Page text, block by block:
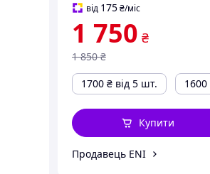
від 175 ₴/міс
1 750 ₴
1 850 ₴
1700 ₴ від 5 шт. 1600
Купити
Продавець ENI